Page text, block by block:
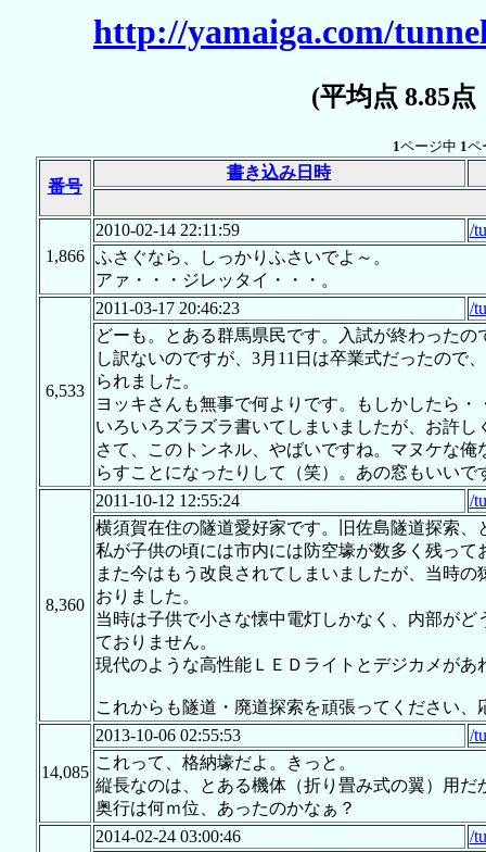
http://yamaiga.com/
(平均点 8.85
1ページ中 1ペ
番号
書き込み日時
1,866
2010-02-14 22:11:59
/
ふさぐなら、しっかりふさいでよ～。
アァ・・・ジレッタイ・・・。
6,533
2011-03-17 20:46:23
/
どーも。とある群馬県民です。入試が終わった
し訳ないのですが、3月11日は卒業式だったので
られました。
ヨッキさんも無事で何よりです。もしかしたら
いろいろズラズラ書いてしまいましたが、お許し
さて、このトンネル、やばいですね。マヌケな
らすことになったりして（笑）。あの窓もいいで
8,360
2011-10-12 12:55:24
/
横須賀在住の隧道愛好家です。旧佐島隧道探索
私が子供の頃には市内には防空壕が数多く残って
また今はもう改良されてしまいましたが、当時
おりました。
当時は子供で小さな懐中電灯しかなく、内部が
ておりません。
現代のような高性能ＬＥＤライトとデジカメが
これからも隧道・廃道探索を頑張ってください、
14,085
2013-10-06 02:55:53
/
これって、格納壕だよ。きっと。
縦長なのは、とある機体（折り畳み式の翼）用だ
奥行は何ｍ位、あったのかなぁ？
2014-02-24 03:00:46
/